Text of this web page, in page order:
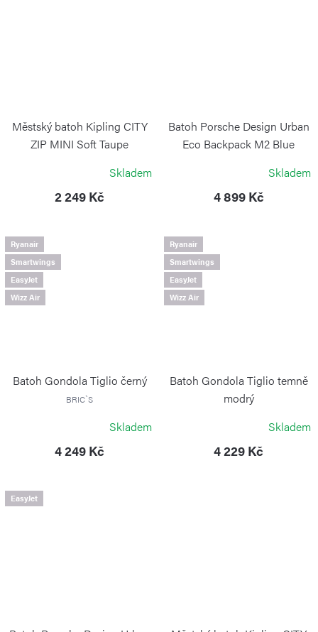
Městský batoh Kipling CITY
ZIP MINI Soft Taupe
Skladem
2 249 Kč
Batoh Porsche Design Urban
Eco Backpack M2 Blue
Skladem
4 899 Kč
Ryanair
Smartwings
EasyJet
Wizz Air
Batoh Gondola Tiglio černý
BRIC`S
Skladem
4 249 Kč
Ryanair
Smartwings
EasyJet
Wizz Air
Batoh Gondola Tiglio temně
modrý
Skladem
4 229 Kč
EasyJet